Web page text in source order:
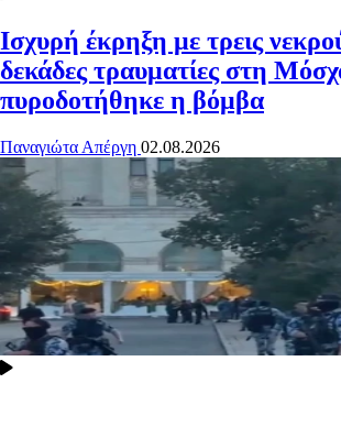
Ισχυρή έκρηξη με τρεις
δεκάδες τραυματίες στη
πυροδοτήθηκε η βόμβα
Παναγιώτα Απέργη 02.08.2026